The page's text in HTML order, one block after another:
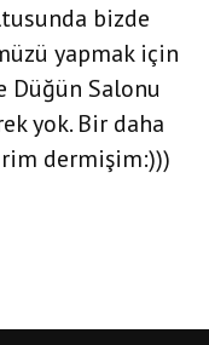
bizde
yapmak için
Salonu
yok. Bir daha
dermişim:)))